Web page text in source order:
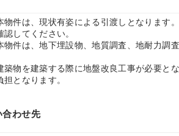
物件は、現状有姿による引渡しとなります
認してください。
物件は、地下埋設物、地質調査、地耐力調
築物を建築する際に地盤改良工事が必要と
担となります。
合わせ先